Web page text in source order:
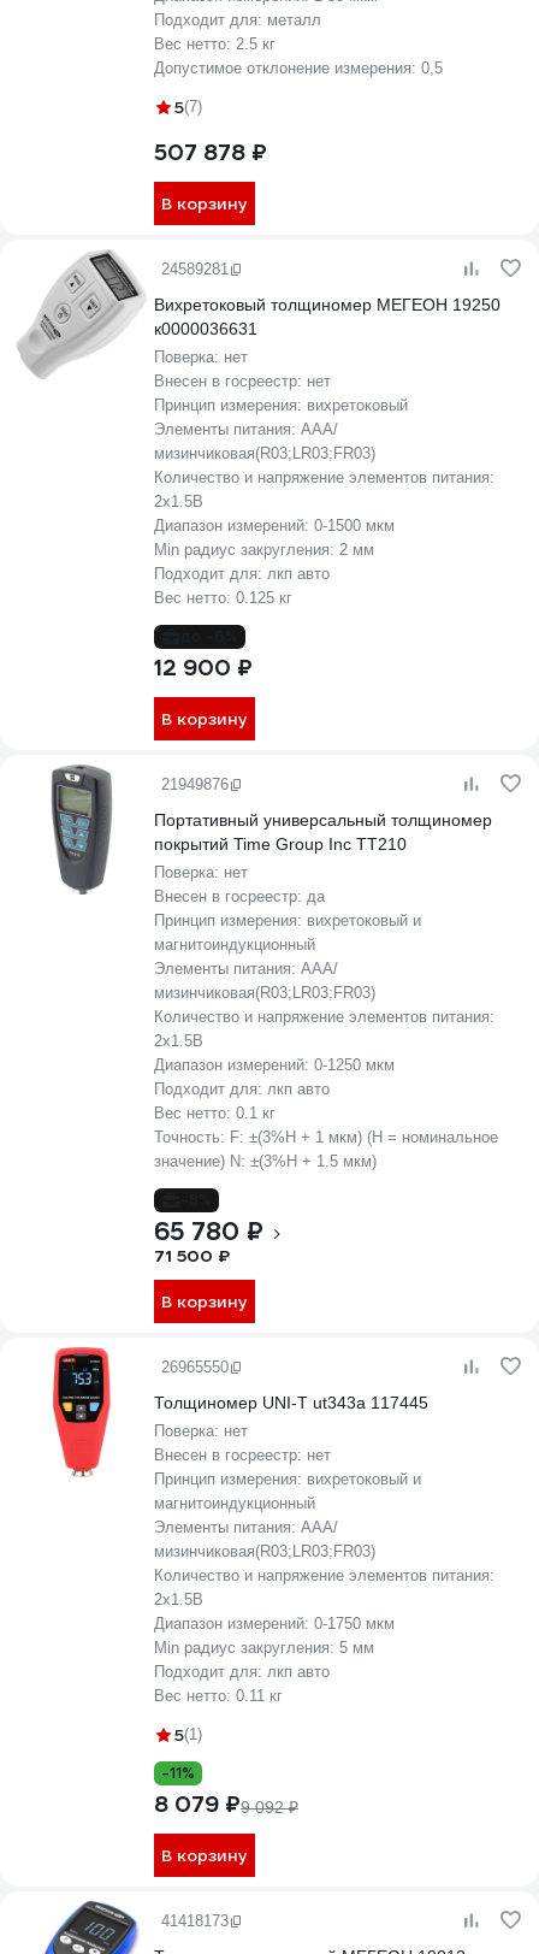
Подходит для: металл
Вес нетто: 2.5 кг
Допустимое отклонение измерения: 0,5
5(7)
507 878 ₽
В корзину
24589281
Вихретоковый толщиномер МЕГЕОН 19250
к0000036631
Поверка: нет
Внесен в госреестр: нет
Принцип измерения: вихретоковый
Элементы питания: AAA/
мизинчиковая(R03;LR03;FR03)
Количество и напряжение элементов питания:
2х1.5B
Диапазон измерений: 0-1500 мкм
Min радиус закругления: 2 мм
Подходит для: лкп авто
Вес нетто: 0.125 кг
12 900 ₽
В корзину
21949876
Портативный универсальный толщиномер
покрытий Time Group Inc TT210
Поверка: нет
Внесен в госреестр: да
Принцип измерения: вихретоковый и
магнитоиндукционный
Элементы питания: AAA/
мизинчиковая(R03;LR03;FR03)
Количество и напряжение элементов питания:
2х1.5B
Диапазон измерений: 0-1250 мкм
Подходит для: лкп авто
Вес нетто: 0.1 кг
Точность: F: ±(3%Н + 1 мкм) (Н = номинальное
значение) N: ±(3%Н + 1.5 мкм)
65 780 ₽
71 500 ₽
В корзину
26965550
Толщиномер UNI-T ut343a 117445
Поверка: нет
Внесен в госреестр: нет
Принцип измерения: вихретоковый и
магнитоиндукционный
Элементы питания: AAA/
мизинчиковая(R03;LR03;FR03)
Количество и напряжение элементов питания:
2х1.5B
Диапазон измерений: 0-1750 мкм
Min радиус закругления: 5 мм
Подходит для: лкп авто
Вес нетто: 0.11 кг
5(1)
-11%
8 079 ₽9 092 ₽
В корзину
41418173